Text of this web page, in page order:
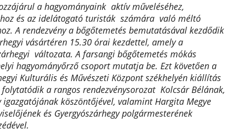
a hagyományaink aktív műveléséhez,
és az idelátogató turisták számára való méltó
A rendezvény a bőgőtemetés bemutatásával kezdődik
vásártéren 15.30 órai kezdettel, amely a
változata. A farsangi bőgőtemetés mókás
hagyományőrző csoport mutatja be. Ezt követően a
Kulturális és Művészeti Központ székhelyén kiállítás
a rangos rendezvénysorozat Kolcsár Bélának,
igazgatójának köszöntőjével, valamint Hargita Megye
és Gyergyószárhegy polgármesterének